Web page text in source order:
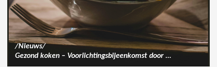
/Nieuws/
Gezond koken – Voorlichtingsbijeenkomst door de diëtist